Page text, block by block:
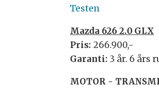
Testen
Mazda 626 2.0 GLX
Pris: 266.900,-
Garanti: 3 år. 6 års
MOTOR -